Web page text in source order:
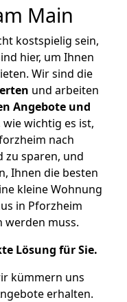
Main
kostspielig sein,
hier, um Ihnen
Wir sind die
und arbeiten
Angebote und
wichtig es ist,
nach
zu sparen, und
Ihnen die besten
kleine Wohnung
in Pforzheim
werden muss.
Lösung für Sie.
kümmern uns
erhalten.